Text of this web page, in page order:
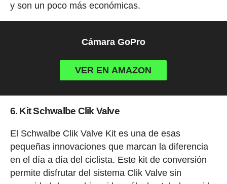
y son un poco más económicas.
Cámara GoPro
VER EN AMAZON
6. Kit Schwalbe Clik Valve
El Schwalbe Clik Valve Kit es una de esas
pequeñas innovaciones que marcan la diferencia
en el día a día del ciclista. Este kit de conversión
permite disfrutar del sistema Clik Valve sin